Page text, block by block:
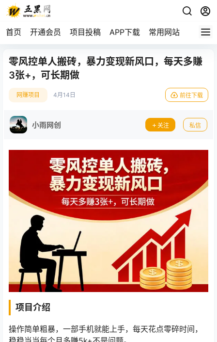
首页 开通会员 项目投稿 APP下载 常用网站
零风控单人搬砖，暴力变现新风口，每天多賺
3张+，可长期做
网赚项目 4月14日 前往下载
小雨网创 关注 私信
项目介绍
操作简单粗暴，一部手机就能上手，每天花点零碎时间，